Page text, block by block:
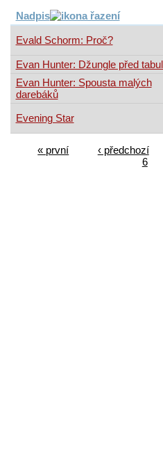
Nadpis
Evald Schorm: Proč?
Evan Hunter: Džungle před
Evan Hunter: Spousta malých
darebáků
Evening Star
« první ‹ předchozí
6